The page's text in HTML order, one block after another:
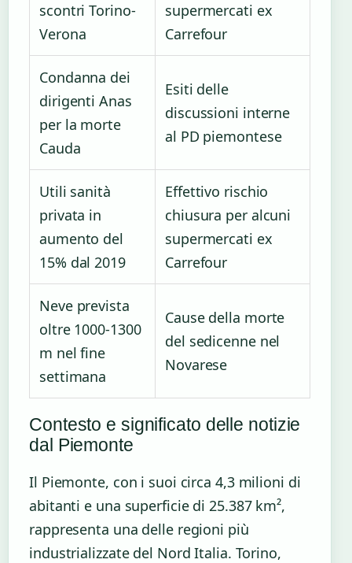
scontri Torino-
Verona
supermercati ex
Carrefour
Condanna dei
dirigenti Anas
per la morte
Cauda
Esiti delle
discussioni interne
al PD piemontese
Utili sanità
privata in
aumento del
15% dal 2019
Effettivo rischio
chiusura per alcuni
supermercati ex
Carrefour
Neve prevista
oltre 1000-1300
m nel fine
settimana
Cause della morte
del sedicenne nel
Novarese
Contesto e significato delle notizie
dal Piemonte
Il Piemonte, con i suoi circa 4,3 milioni di
abitanti e una superficie di 25.387 km²,
rappresenta una delle regioni più
industrializzate del Nord Italia. Torino,